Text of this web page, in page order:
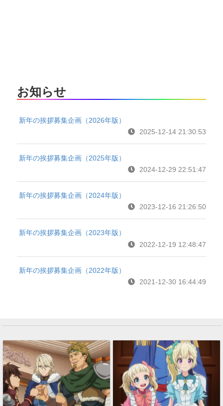
お知らせ
新年の挨拶募集企画（2026年版）
2025-12-14 21:30:53
新年の挨拶募集企画（2025年版）
2024-12-29 22:51:47
新年の挨拶募集企画（2024年版）
2023-12-16 21:26:50
新年の挨拶募集企画（2023年版）
2022-12-19 12:48:47
新年の挨拶募集企画（2022年版）
2021-12-30 16:44:49